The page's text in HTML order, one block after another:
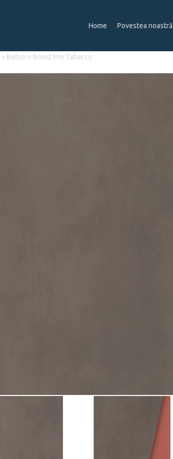
Home Povestea noastră
» Beton » Boost Pro Tabacco